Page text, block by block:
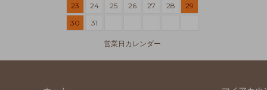
23
24 25 26 27 28
29
30
31
営業日カレンダー